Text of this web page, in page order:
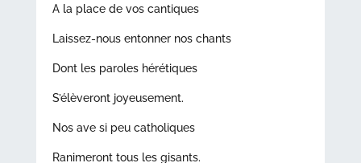
A la place de vos cantiques
Laissez-nous entonner nos chants
Dont les paroles hérétiques
S’élèveront joyeusement.
Nos ave si peu catholiques
Ranimeront tous les gisants.